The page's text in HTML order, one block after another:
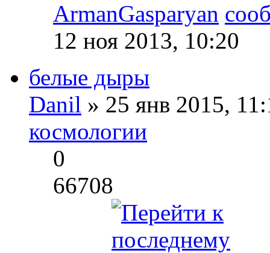
ArmanGasparyan
12 ноя 2013, 10:20
белые дыры
Danil » 25 янв 2015,
космологии
0
66708